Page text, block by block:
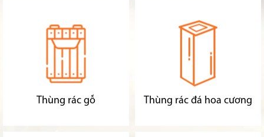
Thùng rác gỗ Thùng rác đá hoa cương